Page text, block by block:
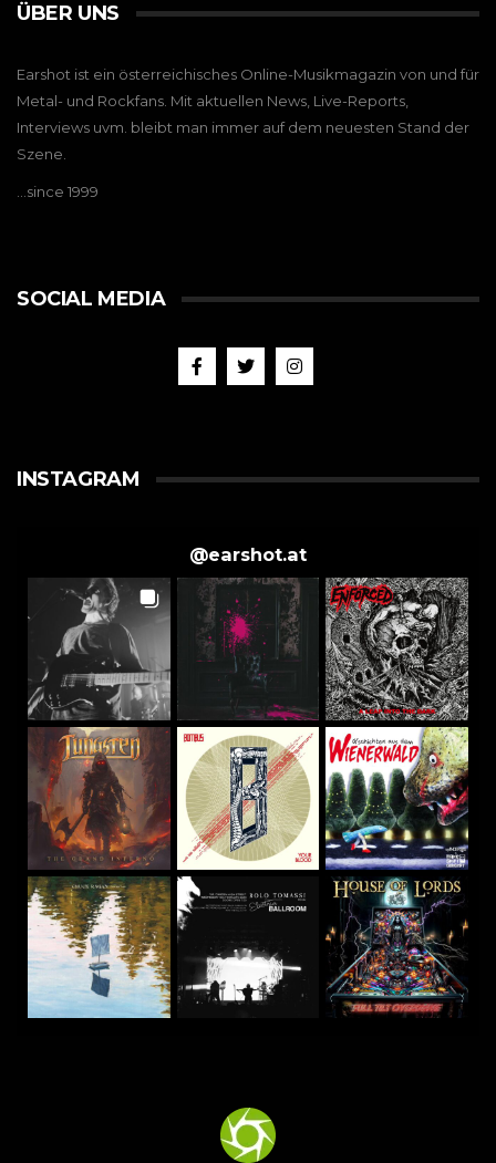
ÜBER UNS
Earshot ist ein österreichisches Online-Musikmagazin von und für
Metal- und Rockfans. Mit aktuellen News, Live-Reports,
Interviews uvm. bleibt man immer auf dem neuesten Stand der
Szene.
…since 1999
SOCIAL MEDIA
INSTAGRAM
@earshot.at